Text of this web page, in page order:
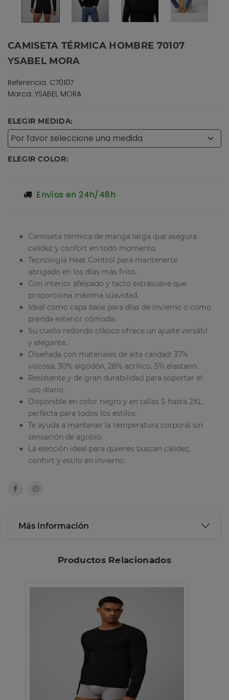
CAMISETA TÉRMICA HOMBRE 70107
YSABEL MORA
Referencia: C70107
Marca: YSABEL MORA
ELEGIR MEDIDA:
ELEGIR COLOR:
Envíos en 24h/48h
Camiseta térmica de manga larga que asegura
calidez y confort en todo momento.
Tecnología Heat Control para mantenerte
abrigado en los días más fríos.
Con interior afelpado y tacto extrasuave que
proporciona máxima suavidad.
Ideal como capa base para días de invierno o como
prenda exterior cómoda.
Su cuello redondo clásico ofrece un ajuste versátil
y elegante.
Diseñada con materiales de alta calidad: 37%
viscosa, 30% algodón, 28% acrílico, 5% elastano.
Resistente y de gran durabilidad para soportar el
uso diario.
Disponible en color negro y en tallas S hasta 2XL,
perfecta para todos los estilos.
Te ayuda a mantener la temperatura corporal sin
sensación de agobio.
La elección ideal para quienes buscan calidez,
confort y estilo en invierno.
Más información
Productos Relacionados